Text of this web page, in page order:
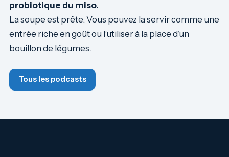
probiotique du miso.
La soupe est prête. Vous pouvez la servir comme une
entrée riche en goût ou l’utiliser à la place d’un
bouillon de légumes.
Tous les podcasts